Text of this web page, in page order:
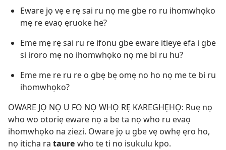
Eware jọ vẹ e rẹ sai ru nọ me gbe ro ru ihomwhọko
mẹ re evaọ ẹruoke he?
Eme mẹ rẹ sai ru re ifonu gbe eware itieye efa i gbe
si iroro mẹ no ihomwhọko nọ me bi ru hu?
Eme me re ru re o gbẹ bẹ omẹ no ho nọ me te bi ru
ihomwhọko?
OWARE JỌ NỌ U FO NỌ WHỌ RẸ KAREGHẸHỌ: Ruẹ nọ
who wo otoriẹ eware nọ a be ta nọ who ru evaọ
ihomwhọko na ziezi. Oware jọ u gbe vẹ owhẹ ẹro ho,
nọ iticha ra taure who te ti no isukulu kpo.